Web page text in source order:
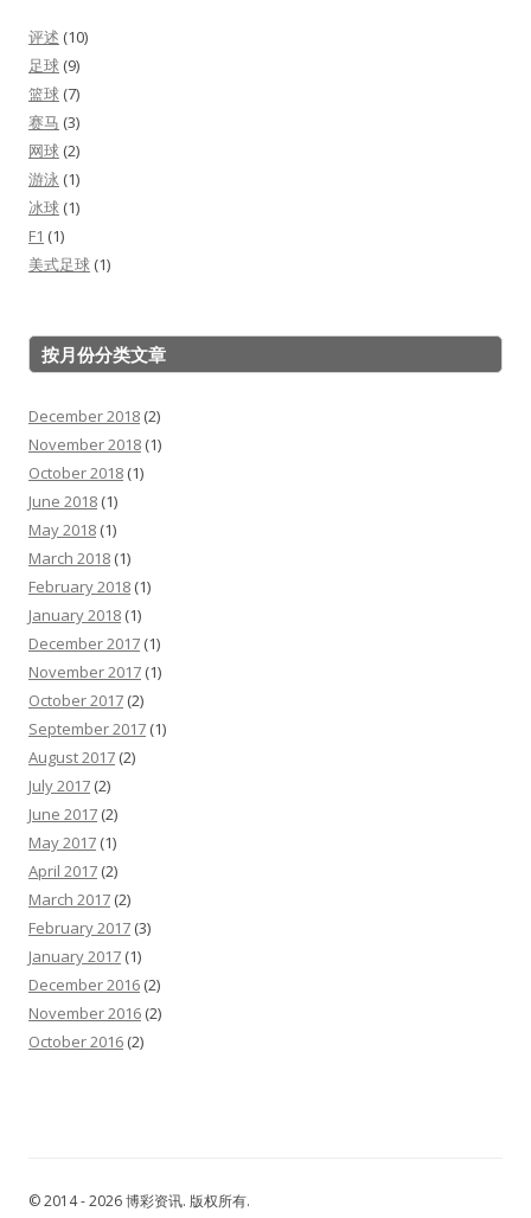
评述 (10)
足球 (9)
篮球 (7)
赛马 (3)
网球 (2)
游泳 (1)
冰球 (1)
F1 (1)
美式足球 (1)
按月份分类文章
December 2018 (2)
November 2018 (1)
October 2018 (1)
June 2018 (1)
May 2018 (1)
March 2018 (1)
February 2018 (1)
January 2018 (1)
December 2017 (1)
November 2017 (1)
October 2017 (2)
September 2017 (1)
August 2017 (2)
July 2017 (2)
June 2017 (2)
May 2017 (1)
April 2017 (2)
March 2017 (2)
February 2017 (3)
January 2017 (1)
December 2016 (2)
November 2016 (2)
October 2016 (2)
© 2014 - 2026 博彩资讯. 版权所有.